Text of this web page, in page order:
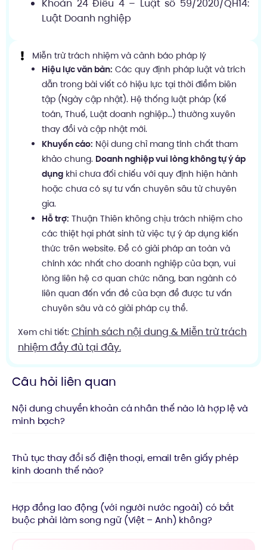
Khoản 24 Điều 4 – Luật số 59/2020/QH14:
Luật Doanh nghiệp
Miễn trừ trách nhiệm và cảnh báo pháp lý
Hiệu lực văn bản: Các quy định pháp luật và trích
dẫn trong bài viết có hiệu lực tại thời điểm biên
tập (Ngày cập nhật). Hệ thống luật pháp (Kế
toán, Thuế, Luật doanh nghiệp…) thường xuyên
thay đổi và cập nhật mới.
Khuyến cáo: Nội dung chỉ mang tính chất tham
khảo chung. Doanh nghiệp vui lòng không tự ý áp
dụng khi chưa đối chiếu với quy định hiện hành
hoặc chưa có sự tư vấn chuyên sâu từ chuyên
gia.
Hỗ trợ: Thuận Thiên không chịu trách nhiệm cho
các thiệt hại phát sinh từ việc tự ý áp dụng kiến
thức trên website. Để có giải pháp an toàn và
chính xác nhất cho doanh nghiệp của bạn, vui
lòng liên hệ cơ quan chức năng, ban ngành có
liên quan đến vấn đề của bạn để được tư vấn
chuyên sâu và có giải pháp cụ thể.
Xem chi tiết: Chính sách nội dung & Miễn trừ trách
nhiệm đầy đủ tại đây.
Câu hỏi liên quan
Nội dung chuyển khoản cá nhân thế nào là hợp lệ và
minh bạch?
Thủ tục thay đổi số điện thoại, email trên giấy phép
kinh doanh thế nào?
Hợp đồng lao động (với người nước ngoài) có bắt
buộc phải làm song ngữ (Việt – Anh) không?